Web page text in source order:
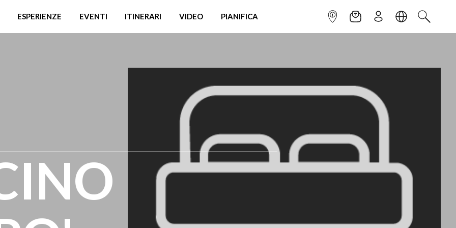
ESPERIENZE EVENTI ITINERARI VIDEO PIANIFICA INFOPOINTNEWSLETTER
ISCRIVITILINGUACERCA